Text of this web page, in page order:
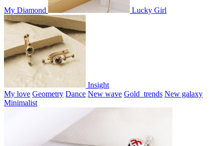
My Diamond Lucky Girl
Insight
My love Geometry Dance New wave Gold_trends New galaxy
Minimalist